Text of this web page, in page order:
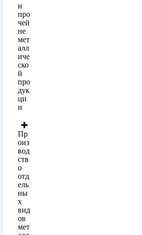
и
про
чей
не
мет
алл
иче
ско
й
про
дук
ци
и
Пр
оиз
вод
ств
о
отд
ель
ны
х
вид
ов
мет